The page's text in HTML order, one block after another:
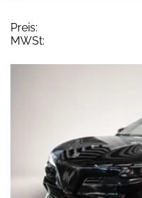
Preis:
MWSt: